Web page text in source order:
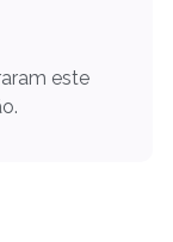
este